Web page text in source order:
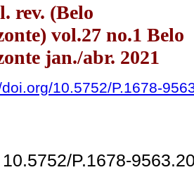
rev. (Belo
vol.27 no.1 Belo
jan./abr. 2021
10.5752/P.1678-
10.5752/P.1678-